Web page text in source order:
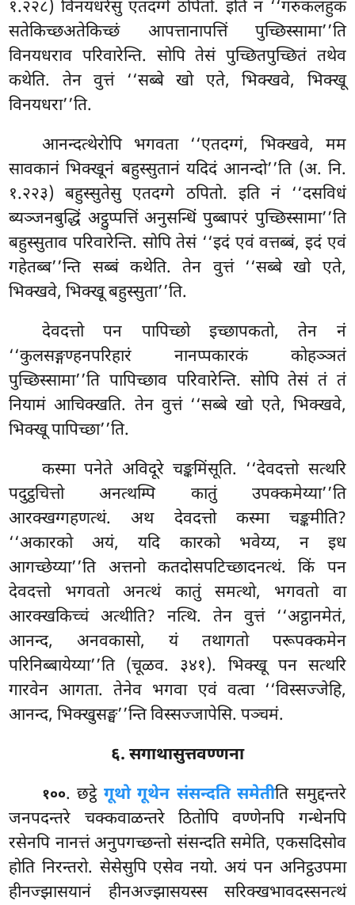
१.२२८) विनयधरेसु एतदग्गे ठपितो. इति नं ‘‘गरुकलहुकं
सतेकिच्छअतेकिच्छं आपत्तानापत्तिं पुच्छिस्सामा’’ति
विनयधराव परिवारेन्ति. सोपि तेसं पुच्छितपुच्छितं तथेव
कथेति. तेन वुत्तं ‘‘सब्बे खो एते, भिक्खवे, भिक्खू
विनयधरा’’ति.
आनन्दत्थेरोपि भगवता ‘‘एतदग्गं, भिक्खवे, मम
सावकानं भिक्खूनं बहुस्सुतानं यदिदं आनन्दो’’ति (अ. नि.
१.२२३) बहुस्सुतेसु एतदग्गे ठपितो. इति नं ‘‘दसविधं
ब्यञ्जनबुद्धिं अट्ठुप्पत्तिं अनुसन्धिं पुब्बापरं पुच्छिस्सामा’’ति
बहुस्सुताव परिवारेन्ति. सोपि तेसं ‘‘इदं एवं वत्तब्बं, इदं एवं
गहेतब्ब’’न्ति सब्बं कथेति. तेन वुत्तं ‘‘सब्बे खो एते,
भिक्खवे, भिक्खू बहुस्सुता’’ति.
देवदत्तो पन पापिच्छो इच्छापकतो, तेन नं
‘‘कुलसङ्गण्हनपरिहारं नानप्पकारकं कोहञ्ञतं
पुच्छिस्सामा’’ति पापिच्छाव परिवारेन्ति. सोपि तेसं तं तं
नियामं आचिक्खति. तेन वुत्तं ‘‘सब्बे खो एते, भिक्खवे,
भिक्खू पापिच्छा’’ति.
कस्मापनेते अविदूरे चङ्कमिंसूति. ‘‘देवदत्तो सत्थरि
पदुट्ठचित्तो अनत्थम्पि कातुं उपक्कमेय्या’’ति
आरक्खग्गहणत्थं. अथ देवदत्तो कस्मा चङ्कमीति?
‘‘अकारको अयं, यदि कारको भवेय्य, न इध
आगच्छेय्या’’ति अत्तनो कतदोसपटिच्छादनत्थं. किं पन
देवदत्तो भगवतो अनत्थं कातुं समत्थो, भगवतो वा
आरक्खकिच्चं अत्थीति? नत्थि. तेन वुत्तं ‘‘अट्ठानमेतं,
आनन्द, अनवकासो, यं तथागतो परूपक्कमेन
परिनिब्बायेय्या’’ति (चूळव. ३४१). भिक्खू पन सत्थरि
गारवेन आगता. तेनेव भगवा एवं वत्वा ‘‘विस्सज्जेहि,
आनन्द, भिक्खुसङ्घ’’न्ति विस्सज्जापेसि. पञ्चमं.
६. सगाथासुत्तवण्णना
१००. छट्ठे गूथो गूथेन संसन्दति समेतीति समुद्दन्तरे
जनपदन्तरे चक्कवाळन्तरे ठितोपि वण्णेनपि गन्धेनपि
रसेनपि नानत्तं अनुपगच्छन्तो संसन्दति समेति, एकसदिसोव
होति निरन्तरो. सेसेसुपि एसेव नयो. अयं पन अनिट्ठउपमा
हीनज्झासयानं हीनअज्झासयस्स सरिक्खभावदस्सनत्थं